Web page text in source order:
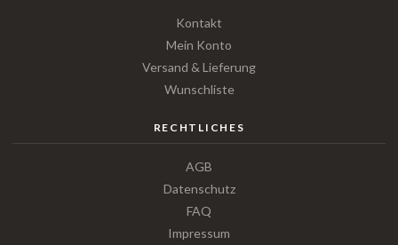
Kontakt
Mein Konto
Versand & Lieferung
Wunschliste
RECHTLICHES
AGB
Datenschutz
FAQ
Impressum